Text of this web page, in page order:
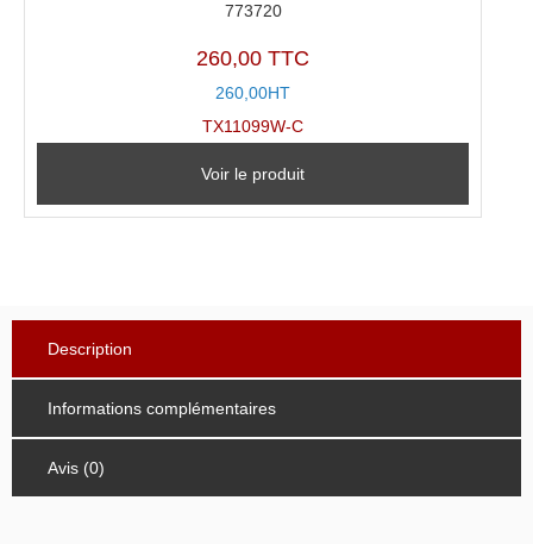
773720
260,00 TTC
260,00HT
TX11099W-C
Voir le produit
Description
Informations complémentaires
Avis (0)